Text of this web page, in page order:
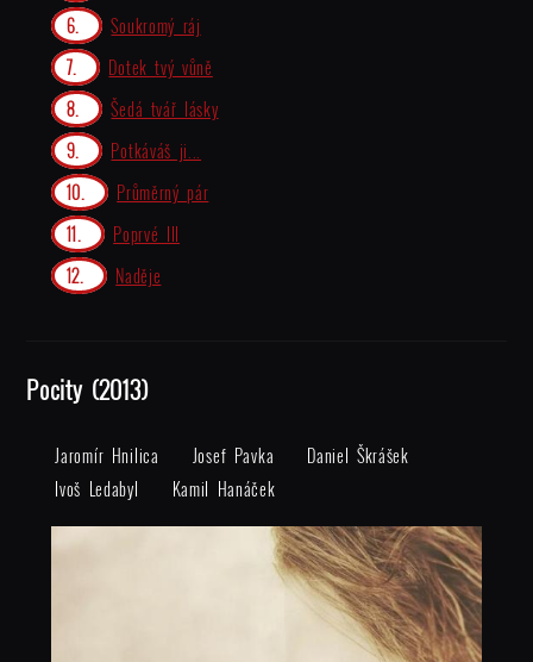
Soukromý ráj
Dotek tvý vůně
Šedá tvář lásky
Potkáváš ji...
Průměrný pár
Poprvé III
Naděje
Pocity (2013)
Jaromír Hnilica Josef Pavka
Daniel Škrášek
Ivoš Ledabyl
Kamil Hanáček